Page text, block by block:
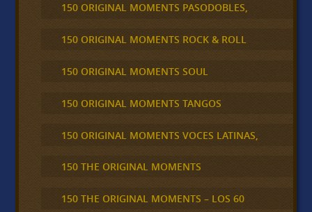
150 ORIGINAL MOMENTS PASODOBLES,
150 ORIGINAL MOMENTS ROCK & ROLL
150 ORIGINAL MOMENTS SOUL
150 ORIGINAL MOMENTS TANGOS
150 ORIGINAL MOMENTS VOCES LATINAS,
150 THE ORIGINAL MOMENTS
150 THE ORIGINAL MOMENTS – LOS 60